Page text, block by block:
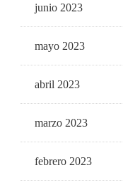
junio 2023
mayo 2023
abril 2023
marzo 2023
febrero 2023